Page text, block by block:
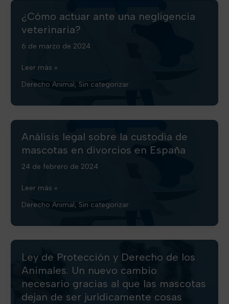
Animal
¿Cómo actuar ante una negligencia
veterinaria?
6 de marzo de 2024
¿Cómo
ante
Leer más »
Derecho Animal, Sin categorizar
Análisis legal sobre la custodia de
mascotas en divorcios en España
24 de febrero de 2024
Análisis
sobre
mascotas
en
en
España
Leer más »
Derecho Animal, Sin categorizar
Ley de Protección y Derecho de los
Animales. Un nuevo cambio
necesario gracias al que las mascotas
dejan de ser jurídicamente cosas